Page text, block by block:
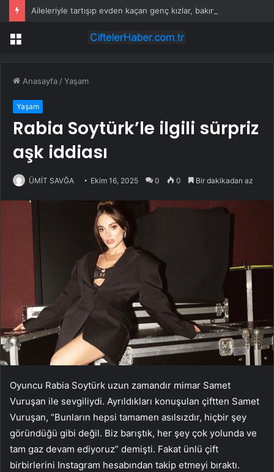
Menü
Anasayfa /Yaşam
Yaşam
Rabia Soytürk’le ilgili sürpriz
aşk iddiası
ÜMİT SAVĞA Ekim 16, 2025 0 0 Bir dakikadan az
Oyuncu Rabia Soytürk uzun zamandır mimar Samet
Vuruşan ile sevgiliydi. Ayrıldıkları konuşulan çiftten Samet
Vuruşan, “Bunların hepsi tamamen asılsızdır, hiçbir şey
göründüğü gibi değil. Biz barıştık, her şey çok yolunda ve
tam gaz devam ediyoruz” demişti. Fakat ünlü çift
birbirlerini Instagram hesabından takip etmeyi bıraktı.